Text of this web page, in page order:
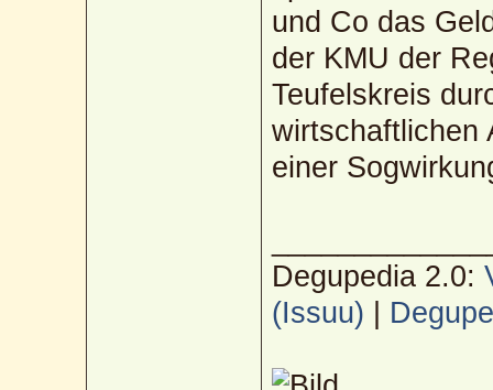
und Co das
der KMU der
Teufelskreis
wirtschaftlichen
einer
Degupedia 2.0:
(Issuu)